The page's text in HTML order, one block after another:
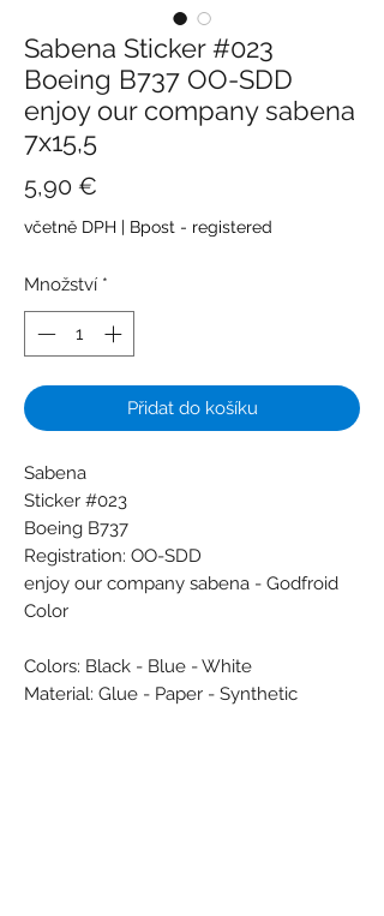
Sabena Sticker #023
Boeing B737 OO-SDD
enjoy our company sabena
7x15,5
5,90 €
včetně DPH | Bpost - registered
Množství *
Přidat do košíku
Sabena
Sticker #023
Boeing B737
Registration: OO-SDD
enjoy our company sabena - Godfroid
Color
Colors: Black - Blue - White
Material: Glue - Paper - Synthetic